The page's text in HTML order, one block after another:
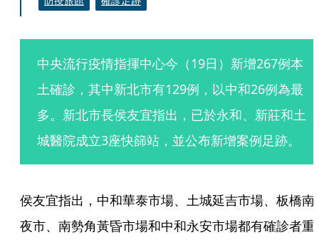
中央流行疫情指揮中心今（19日）新增267例本
土確診，其中新北市有129例，以中和26例為最
多。新北市長侯友宜指出，已於永和、新莊和土
城醫院成立3座快篩站，並公布新增案例足跡。
侯友宜指出，中和華泰市場、土城延吉市場、板橋南
夜市、南勢角黃昏市場和中和永安市場都有確診者重